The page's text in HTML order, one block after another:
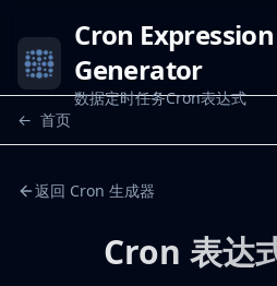
Cron Expression
Generator
数据定时任务Cron表达式
← 首页
返回 Cron 生成器
Cron 表达